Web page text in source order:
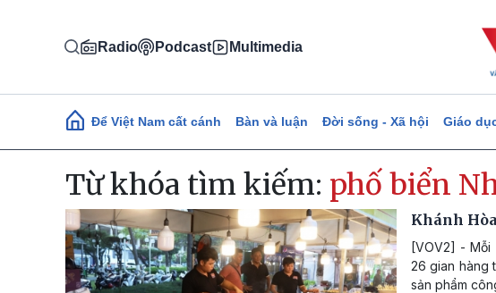
Radio Podcast Multimedia
Main navigation
Để Việt Nam cất cánh Bàn và luận Đời sống - Xã hội Giáo
Từ khóa tìm kiếm: phố biển
Khánh
[VOV2] -
26 gian hàng
sản phẩm